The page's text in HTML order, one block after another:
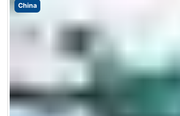
China